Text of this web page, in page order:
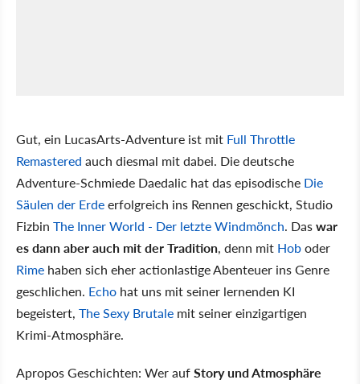
Gut, ein LucasArts-Adventure ist mit Full Throttle
Remastered auch diesmal mit dabei. Die deutsche
Adventure-Schmiede Daedalic hat das episodische Die
Säulen der Erdeerfolgreich ins Rennen geschickt, Studio
Fizbin The Inner World - Der letzte Windmönch. Daswar
es dann aber auch mit der Tradition, denn mit Hoboder
Rime haben sich eher actionlastige Abenteuer ins Genre
geschlichen. Echo hat uns mit seiner lernenden KI
begeistert, The Sexy Brutale mit seiner einzigartigen
Krimi-Atmosphäre.
Apropos Geschichten: Wer aufStory und Atmosphäre